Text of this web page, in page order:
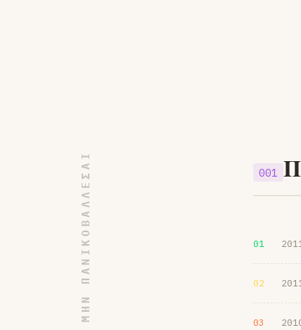
ΜΗΝ ΠΑΝΙΚΟΒΑΛΛΕΣΑΙ 001
01
02
03